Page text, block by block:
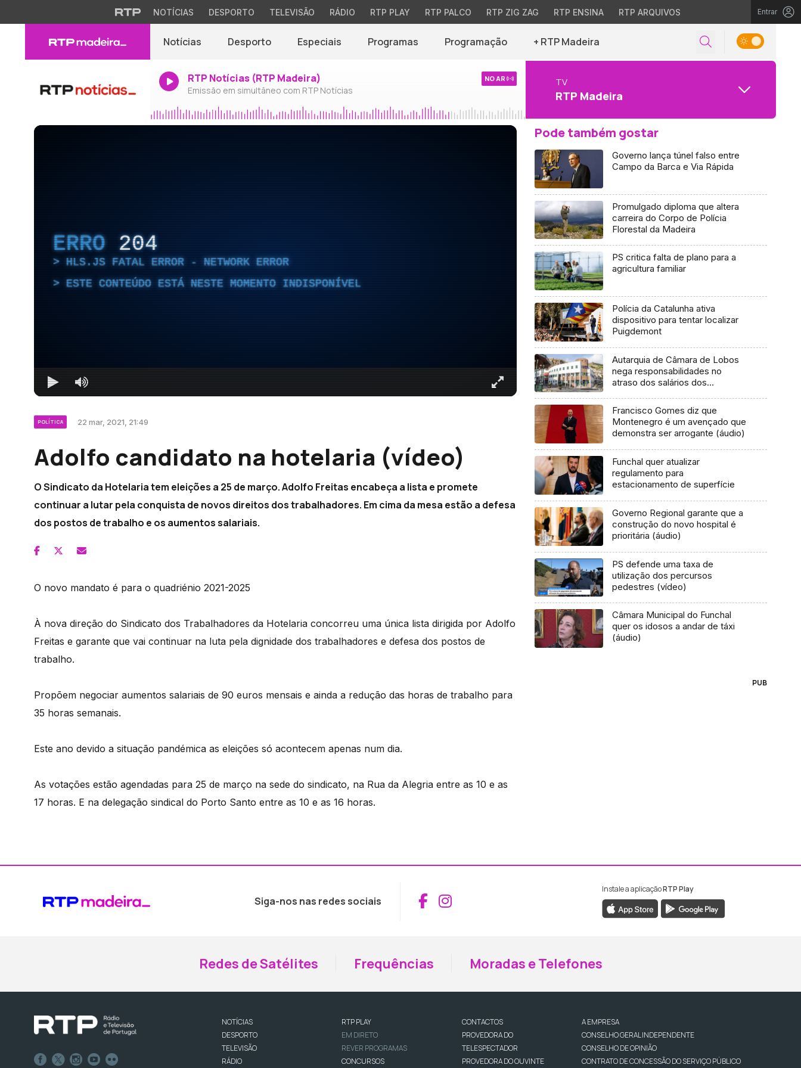
NOTÍCIAS DESPORTO TELEVISÃO RÁDIO RTP PLAY RTP PALCO RTP ZIG ZAG RTP ENSINA RTP ARQUIVOS Entrar
Notícias Desporto Especiais Programas Programação + RTP Madeira
RTP Notícias (RTP Madeira)
Emissão em simultâneo com RTP Notícias
NO AR TV
RTP Madeira
ERRO 204
HLS.JS FATAL ERROR - NETWORK ERROR
ESTE CONTEÚDO ESTÁ NESTE MOMENTO INDISPONÍVEL
POLÍTICA 22 mar, 2021, 21:49
Adolfo candidato na hotelaria (vídeo)
O Sindicato da Hotelaria tem eleições a 25 de março. Adolfo Freitas encabeça a lista e promete
continuar a lutar pela conquista de novos direitos dos trabalhadores. Em cima da mesa estão a defesa
dos postos de trabalho e os aumentos salariais.
O novo mandato é para o quadriénio 2021-2025
À nova direção do Sindicato dos Trabalhadores da Hotelaria concorreu uma única lista dirigida por Adolfo
Freitas e garante que vai continuar na luta pela dignidade dos trabalhadores e defesa dos postos de
trabalho.
Propõem negociar aumentos salariais de 90 euros mensais e ainda a redução das horas de trabalho para
35 horas semanais.
Este ano devido a situação pandémica as eleições só acontecem apenas num dia.
As votações estão agendadas para 25 de março na sede do sindicato, na Rua da Alegria entre as 10 e as
17 horas. E na delegação sindical do Porto Santo entre as 10 e as 16 horas.
Pode também gostar
Governo lança túnel falso entre
Campo da Barca e Via Rápida
Promulgado diploma que altera
carreira do Corpo de Polícia
Florestal da Madeira
PS critica falta de plano para a
agricultura familiar
Polícia da Catalunha ativa
dispositivo para tentar localizar
Puigdemont
Autarquia de Câmara de Lobos
nega responsabilidades no
atraso dos salários dos
Francisco Gomes diz que
Montenegro é um avençado que
demonstra ser arrogante (áudio)
Funchal quer atualizar
regulamento para
estacionamento de superfície
Governo Regional garante que a
construção do novo hospital é
prioritária (áudio)
PS defende uma taxa de
utilização dos percursos
pedestres (vídeo)
Câmara Municipal do Funchal
quer os idosos a andar de táxi
(áudio)
PUB
Siga-nos nas redes sociais Aceder ao Facebook da RTP Madeira
Aceder ao Instagram da RTP Madeira
Instale a aplicaçãoRTP Play
Redes de Satélites Frequências Moradas e Telefones
NOTÍCIAS
DESPORTO
TELEVISÃO
RÁDIO
RTP PLAY
EM DIRETO
REVER PROGRAMAS
CONCURSOS
CONTACTOS
PROVEDORA DO
TELESPECTADOR
PROVEDORA DO OUVINTE
A EMPRESA
CONSELHO GERAL INDEPENDENTE
CONSELHO DE OPINIÃO
CONTRATO DE CONCESSÃO DO SERVIÇO PÚBLICO